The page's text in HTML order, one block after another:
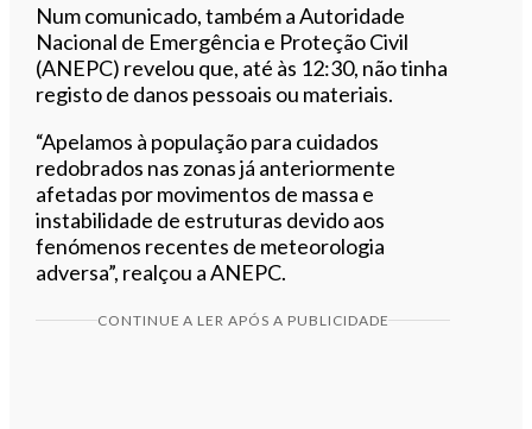
Num comunicado, também a Autoridade
Nacional de Emergência e Proteção Civil
(ANEPC) revelou que, até às 12:30, não tinha
registo de danos pessoais ou materiais.
“Apelamos à população para cuidados
redobrados nas zonas já anteriormente
afetadas por movimentos de massa e
instabilidade de estruturas devido aos
fenómenos recentes de meteorologia
adversa”, realçou a ANEPC.
CONTINUE A LER APÓS A PUBLICIDADE